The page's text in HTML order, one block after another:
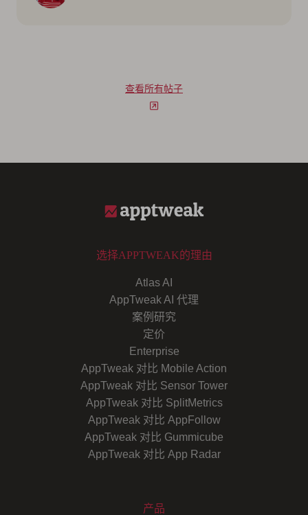
查看所有帖子
选择APPTWEAK的理由
Atlas AI
AppTweak AI 代理
案例研究
定价
Enterprise
AppTweak 对比 Mobile Action
AppTweak 对比 Sensor Tower
AppTweak 对比 SplitMetrics
AppTweak 对比 AppFollow
AppTweak 对比 Gummicube
AppTweak 对比 App Radar
产品